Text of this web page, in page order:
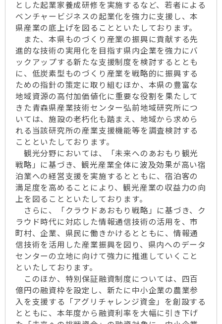
とした起業家養成研修を実施するなど、若者による
ベンチャービジネスの起業化を強力に支援し、本
県産業の底上げを図ることといたしております。
また、本県ものづくり産業の振興に貢献する先
進的な技術の実用化を目指す県内企業を強力にバ
ックアップする新たな支援制度を検討するととも
に、低炭素型ものづくり産業を戦略的に振興する
ための指針の策定に取り組むほか、本県の豊富な
地域資源の高付加価値化に重要な役割を果たして
きた青森県産業技術センター弘前地域研究所につ
いては、施設の老朽化も踏まえ、地域から求めら
れる当該研究所の産業支援機能等を調査検討する
ことといたしております。
観光分野においては、「未来へのあおもり観光
戦略」に基づき、観光産業全体に波及効果が高い宿
泊業への経営支援を実施するとともに、宿泊客の
満足度を高めることにより、観光産業の収益力の向
上を図ることといたしております。
さらに、「クラウドあおもり戦略」に基づき、ク
ラウド時代に対応した情報通信技術の活用を、市
町村、企業、県民に働きかけるとともに、情報通
信技術を活用した産業振興を図り、県内へのデータ
センターの立地に向けて強力に推進していくこと
といたしております。
このほか、特別保証融資制度については、四百
億円の融資枠を設定し、新たに中小企業の農業参
入を支援する「アグリチャレンジ資金」を創設する
とともに、本年度から融資利率を大幅に引き下げ